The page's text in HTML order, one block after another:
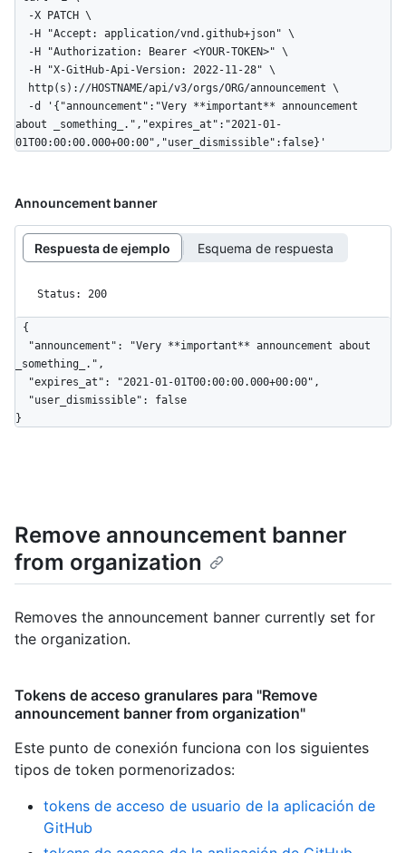
about _something_.","expires_at":"2021-01-
01T00:00:00.000+00:00","user_dismissible":false}'
Announcement banner
Respuesta de ejemplo Esquema de respuesta
Status: 200
{
_something_.",
}
Remove announcement banner
from organization
Removes the announcement banner currently set for
the organization.
Tokens de acceso granulares para "Remove
announcement banner from organization"
Este punto de conexión funciona con los siguientes
tipos de token pormenorizados:
tokens de acceso de usuario de la aplicación de
GitHub